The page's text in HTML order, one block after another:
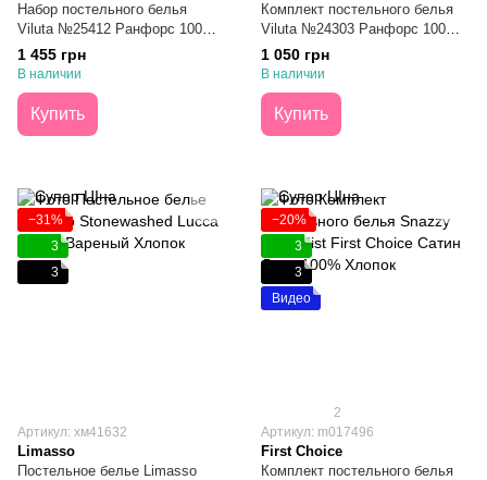
Набор постельного белья
Viluta №25412 Ранфорс 100%
Хлопок Семейный
1 455 грн
В наличии
Купить
Комплект постельного белья
Viluta №24303 Ранфорс 100%
Хлопок Двуспальный
1 050 грн
В наличии
Купить
−31%
3
3
Артикул: хм41632
Limasso
Постельное белье Limasso
−20%
3
3
Видео
2
Артикул: m017496
First Choice
Комплект постельного белья